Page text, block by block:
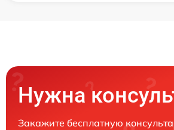
Нужна
Закажите бесплатную